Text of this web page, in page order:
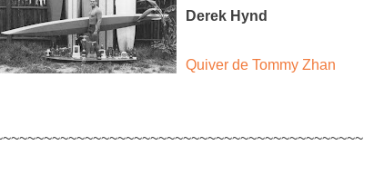
Derek Hynd
Quiver de Tommy Zhan